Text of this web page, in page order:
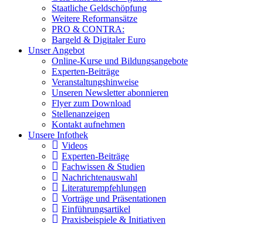
Staatliche Geldschöpfung
Weitere Reformansätze
PRO & CONTRA:
Bargeld & Digitaler Euro
Unser Angebot
Online-Kurse und Bildungsangebote
Experten-Beiträge
Veranstaltungshinweise
Unseren Newsletter abonnieren
Flyer zum Download
Stellenanzeigen
Kontakt aufnehmen
Unsere Infothek
Videos
Experten-Beiträge
Fachwissen & Studien
Nachrichtenauswahl
Literaturempfehlungen
Vorträge und Präsentationen
Einführungsartikel
Praxisbeispiele & Initiativen